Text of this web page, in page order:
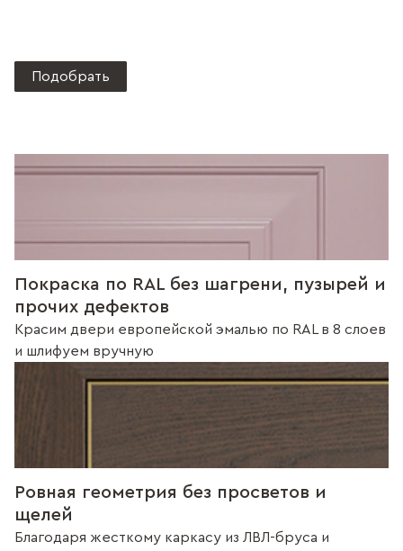
Подобрать
Покраска по RAL без шагрени, пузырей и
прочих дефектов
Красим двери европейской эмалью по RAL в 8 слоев
и шлифуем вручную
Ровная геометрия без просветов и
щелей
Благодаря жесткому каркасу из ЛВЛ-бруса и